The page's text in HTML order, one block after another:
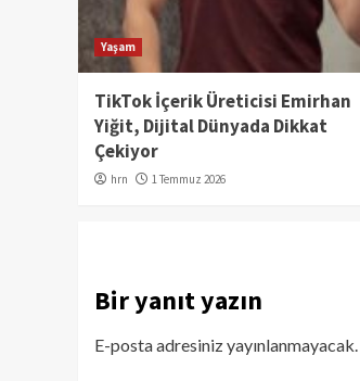
Yaşam
TikTok İçerik Üreticisi Emirhan
Yiğit, Dijital Dünyada Dikkat
Çekiyor
hrn 1 Temmuz 2026
Bir yanıt yazın
E-posta adresiniz yayınlanmayacak.